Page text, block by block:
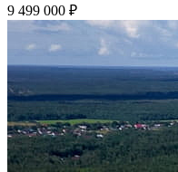
9 499 000 ₽